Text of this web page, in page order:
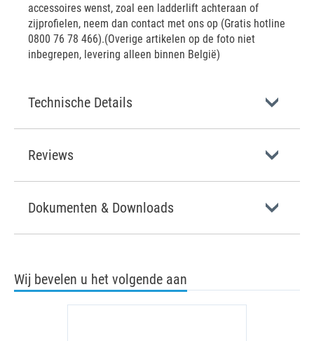
accessoires wenst, zoal een ladderlift achteraan of
zijprofielen, neem dan contact met ons op (Gratis hotline
0800 76 78 466).(Overige artikelen op de foto niet
inbegrepen, levering alleen binnen België)
Technische Details
Reviews
Dokumenten & Downloads
Wij bevelen u het volgende aan